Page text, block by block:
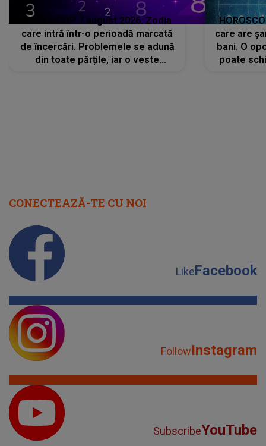
HOROSCOP 7 august 2026. Zodia
care intră într-o perioadă marcată
de încercări. Problemele se adună
din toate părțile, iar o veste
care are
bani. O
poate
CONECTEAZĂ-TE CU NOI
LikeFacebook
FollowInstagram
SubscribeYouTube